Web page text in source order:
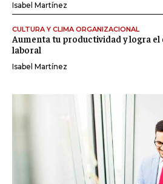
Isabel Martínez
CULTURA Y CLIMA ORGANIZACIONAL
Aumenta tu productividad y logra
laboral
Isabel Martínez